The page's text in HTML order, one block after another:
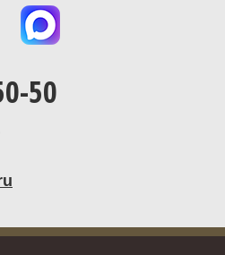
50